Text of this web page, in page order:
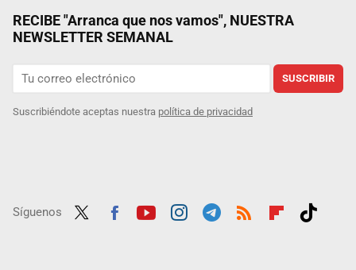
RECIBE "Arranca que nos vamos", NUESTRA
NEWSLETTER SEMANAL
SUSCRIBIR
Suscribiéndote aceptas nuestra política de privacidad
Síguenos